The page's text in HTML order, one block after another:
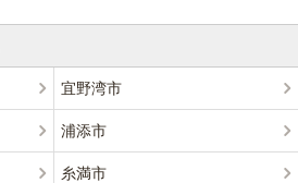
宜野湾市
浦添市
糸満市